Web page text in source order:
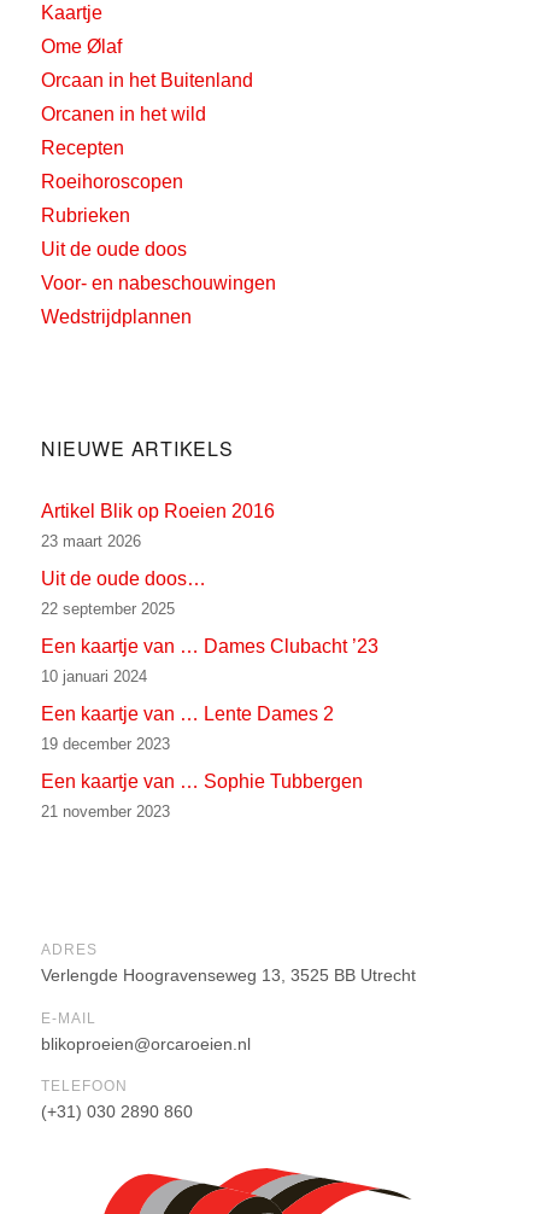
Kaartje
Ome Ølaf
Orcaan in het Buitenland
Orcanen in het wild
Recepten
Roeihoroscopen
Rubrieken
Uit de oude doos
Voor- en nabeschouwingen
Wedstrijdplannen
NIEUWE ARTIKELS
Artikel Blik op Roeien 2016
23 maart 2026
Uit de oude doos…
22 september 2025
Een kaartje van … Dames Clubacht ’23
10 januari 2024
Een kaartje van … Lente Dames 2
19 december 2023
Een kaartje van … Sophie Tubbergen
21 november 2023
ADRES
Verlengde Hoogravenseweg 13, 3525 BB Utrecht
E-MAIL
blikoproeien@orcaroeien.nl
TELEFOON
(+31) 030 2890 860